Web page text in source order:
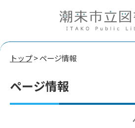
トップ> ページ情報
ページ情報